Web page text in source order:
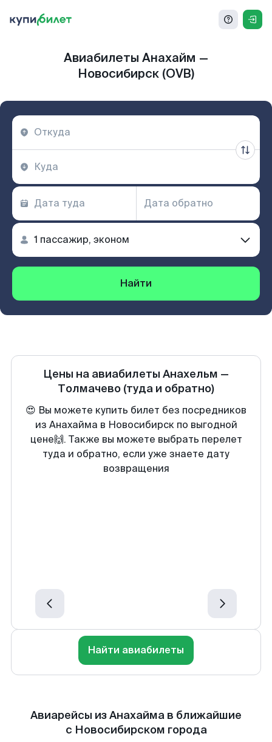
Авиабилеты Анахайм —
Новосибирск (OVB)
Найти
Цены на авиабилеты Анахельм —
Толмачево (туда и обратно)
😍 Вы можете купить билет без посредников
из Анахайма в Новосибирск по выгодной
цене🙌. Также вы можете выбрать перелет
туда и обратно, если уже знаете дату
возвращения
Найти авиабилеты
Авиарейсы из Анахайма в ближайшие
с Новосибирском города